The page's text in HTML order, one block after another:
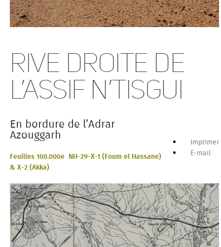
Rive droite de
l’assif n’Tisgui
Imprimer
E-mail
En bordure de l’Adrar
Azouggarh
Feuilles 100.000e NH-29-X-1 (Foum el Hassane)
& X-2 (Akka)